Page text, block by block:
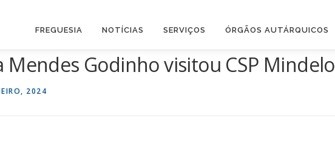
FREGUESIA NOTÍCIAS SERVIÇOS ÓRGÃOS AUTÁRQUICOS
Mendes Godinho visitou CSP Mindelo
2024